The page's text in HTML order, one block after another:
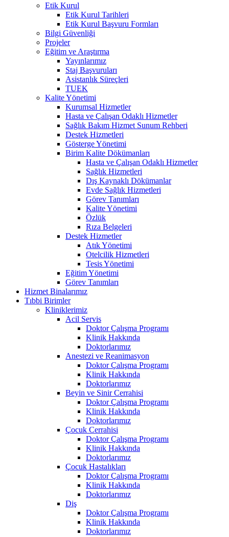
Etik Kurul
Etik Kurul Tarihleri
Etik Kurul Başvuru Formları
Bilgi Güvenliği
Projeler
Eğitim ve Araştırma
Yayınlarımız
Staj Başvuruları
Asistanlık Süreçleri
TUEK
Kalite Yönetimi
Kurumsal Hizmetler
Hasta ve Çalışan Odaklı Hizmetler
Sağlık Bakım Hizmet Sunum Rehberi
Destek Hizmetleri
Gösterge Yönetimi
Birim Kalite Dökümanları
Hasta ve Çalışan Odaklı Hizmetler
Sağlık Hizmetleri
Dış Kaynaklı Dökümanlar
Evde Sağlık Hizmetleri
Görev Tanımları
Kalite Yönetimi
Özlük
Rıza Belgeleri
Destek Hizmetler
Atık Yönetimi
Otelcilik Hizmetleri
Tesis Yönetimi
Eğitim Yönetimi
Görev Tanımları
Hizmet Binalarımız
Tıbbi Birimler
Kliniklerimiz
Acil Servis
Doktor Çalışma Programı
Klinik Hakkında
Doktorlarımız
Anestezi ve Reanimasyon
Doktor Çalışma Programı
Klinik Hakkında
Doktorlarımız
Beyin ve Sinir Cerrahisi
Doktor Çalışma Programı
Klinik Hakkında
Doktorlarımız
Çocuk Cerrahisi
Doktor Çalışma Programı
Klinik Hakkında
Doktorlarımız
Çocuk Hastalıkları
Doktor Çalışma Programı
Klinik Hakkında
Doktorlarımız
Diş
Doktor Çalışma Programı
Klinik Hakkında
Doktorlarımız